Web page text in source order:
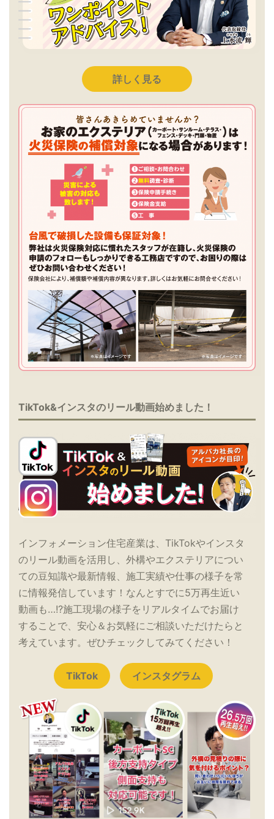
詳しく見る
TikTok&インスタのリール動画始めました！
インフォメーション住宅産業は、TikTokやインスタ
のリール動画を活用し、外構やエクステリアについ
ての豆知識や最新情報、施工実績や仕事の様子を常
に情報発信しています！なんとすでに5万再生近い
動画も…!?施工現場の様子をリアルタイムでお届け
することで、安心＆お気軽にご相談いただけたらと
考えています。ぜひチェックしてみてください！
TikTok インスタグラム